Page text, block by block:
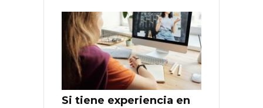
Si tiene experiencia en